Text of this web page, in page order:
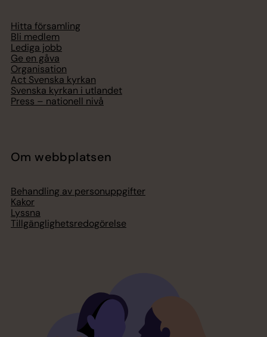
Hitta församling
Bli medlem
Lediga jobb
Ge en gåva
Organisation
Act Svenska kyrkan
Svenska kyrkan i utlandet
Press – nationell nivå
Om webbplatsen
Behandling av personuppgifter
Kakor
Lyssna
Tillgänglighetsredogörelse